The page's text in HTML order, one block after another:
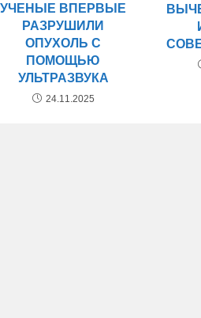
УЧЕНЫЕ ВПЕРВЫЕ
РАЗРУШИЛИ
ОПУХОЛЬ С
ПОМОЩЬЮ
УЛЬТРАЗВУКА
24.11.2025